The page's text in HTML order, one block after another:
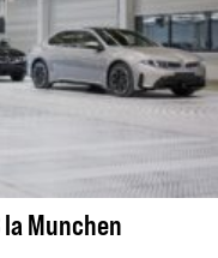
Munchen